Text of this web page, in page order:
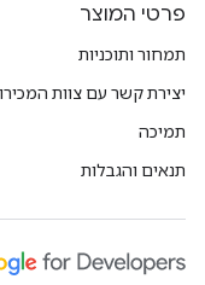
פרטי המוצר
תמחור ותוכניות
יצירת קשר עם צוות
תמיכה
תנאים והגבלות